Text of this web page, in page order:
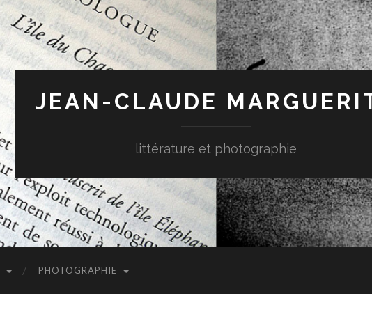
JEAN-CLAUDE
littérature et photographie
PHOTOGRAPHIE